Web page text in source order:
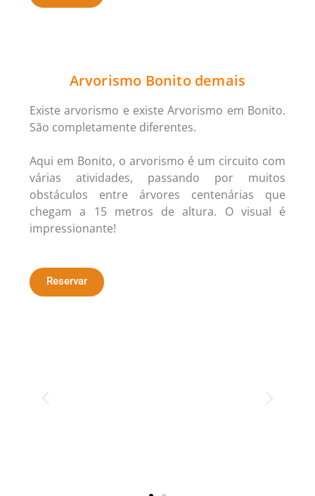
Arvorismo Bonito demais
Existe arvorismo e existe Arvorismo em Bonito.
São completamente diferentes.
Aqui em Bonito, o arvorismo é um circuito com
várias atividades, passando por muitos
obstáculos entre árvores centenárias que
chegam a 15 metros de altura. O visual é
impressionante!
Reservar